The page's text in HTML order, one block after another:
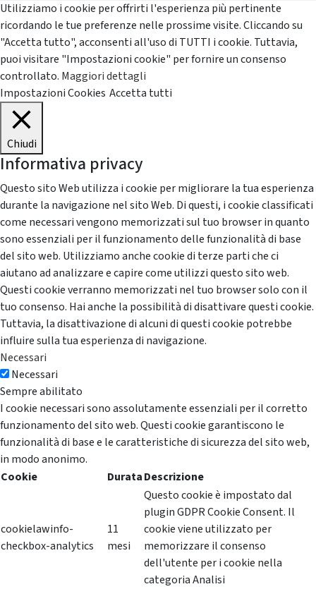
Utilizziamo i cookie per offrirti l'esperienza più pertinente
ricordando le tue preferenze nelle prossime visite. Cliccando su
"Accetta tutto", acconsenti all'uso di TUTTI i cookie. Tuttavia,
puoi visitare "Impostazioni cookie" per fornire un consenso
controllato. Maggiori dettagli
Impostazioni Cookies Accetta tutti
Chiudi
Informativa privacy
Questo sito Web utilizza i cookie per migliorare la tua esperienza
durante la navigazione nel sito Web. Di questi, i cookie classificati
come necessari vengono memorizzati sul tuo browser in quanto
sono essenziali per il funzionamento delle funzionalità di base
del sito web. Utilizziamo anche cookie di terze parti che ci
aiutano ad analizzare e capire come utilizzi questo sito web.
Questi cookie verranno memorizzati nel tuo browser solo con il
tuo consenso. Hai anche la possibilità di disattivare questi cookie.
Tuttavia, la disattivazione di alcuni di questi cookie potrebbe
influire sulla tua esperienza di navigazione.
Necessari
Necessari
Sempre abilitato
I cookie necessari sono assolutamente essenziali per il corretto
funzionamento del sito web. Questi cookie garantiscono le
funzionalità di base e le caratteristiche di sicurezza del sito web,
in modo anonimo.
Cookie
DurataDescrizione
cookielawinfo-
checkbox-analytics
11
mesi
Questo cookie è impostato dal
plugin GDPR Cookie Consent. Il
cookie viene utilizzato per
memorizzare il consenso
dell'utente per i cookie nella
categoria Analisi